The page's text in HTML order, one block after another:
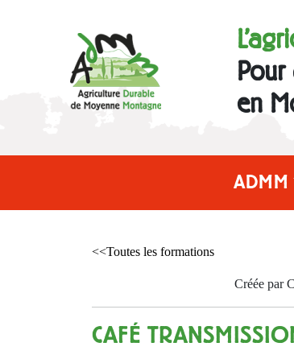
en
ADMM
<<Toutes les formations
Créée par
CAFÉ